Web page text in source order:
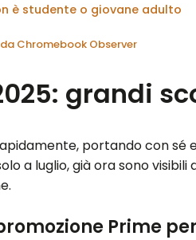
è studente o giovane adulto
Chromebook Observer
grandi
portando con sé
a luglio, già ora sono
Prime